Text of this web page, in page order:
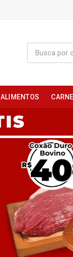
ALIMENTOS